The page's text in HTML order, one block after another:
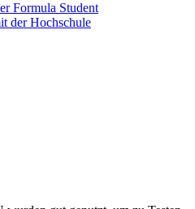
Formula Student
der Hochschule